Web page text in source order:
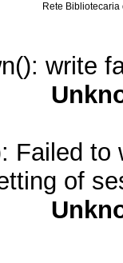
Rete
write
Failed
of